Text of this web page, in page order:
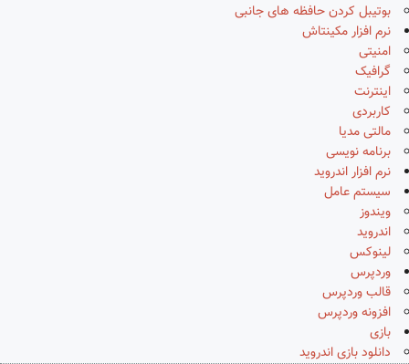
بوتیبل کردن حافظه های جانبی
نرم افزار مکینتاش
امنیتی
گرافیک
اینترنت
کاربردی
مالتی مدیا
برنامه نویسی
نرم افزار اندروید
سیستم عامل
ویندوز
اندروید
لینوکس
وردپرس
قالب وردپرس
افزونه وردپرس
بازی
دانلود بازی اندروید